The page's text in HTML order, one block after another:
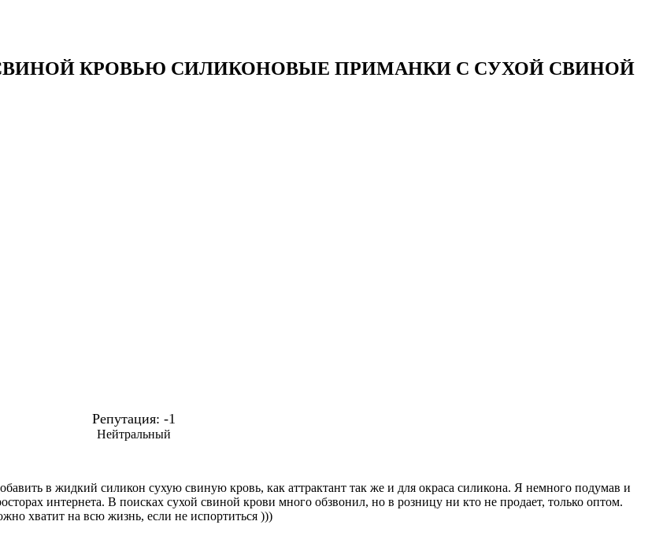
КРОВЬЮ СИЛИКОНОВЫЕ ПРИМАНКИ С СУХОЙ СВИНОЙ
Репутация: -1
Нейтральный
в жидкий силикон сухую свиную кровь, как аттрактант так же и для окраса силикона. Я немного подумав и
интернета. В поисках сухой свиной крови много обзвонил, но в розницу ни кто не продает, только оптом.
хватит на всю жизнь, если не испортиться )))